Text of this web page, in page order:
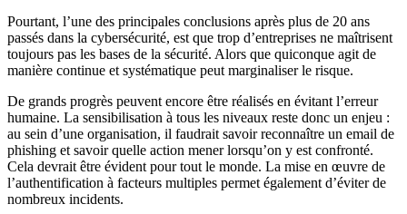
Pourtant, l’une des principales conclusions après plus de 20 ans
passés dans la cybersécurité, est que trop d’entreprises ne maîtrisent
toujours pas les bases de la sécurité. Alors que quiconque agit de
manière continue et systématique peut marginaliser le risque.
De grands progrès peuvent encore être réalisés en évitant l’erreur
humaine. La sensibilisation à tous les niveaux reste donc un enjeu :
au sein d’une organisation, il faudrait savoir reconnaître un email de
phishing et savoir quelle action mener lorsqu’on y est confronté.
Cela devrait être évident pour tout le monde. La mise en œuvre de
l’authentification à facteurs multiples permet également d’éviter de
nombreux incidents.